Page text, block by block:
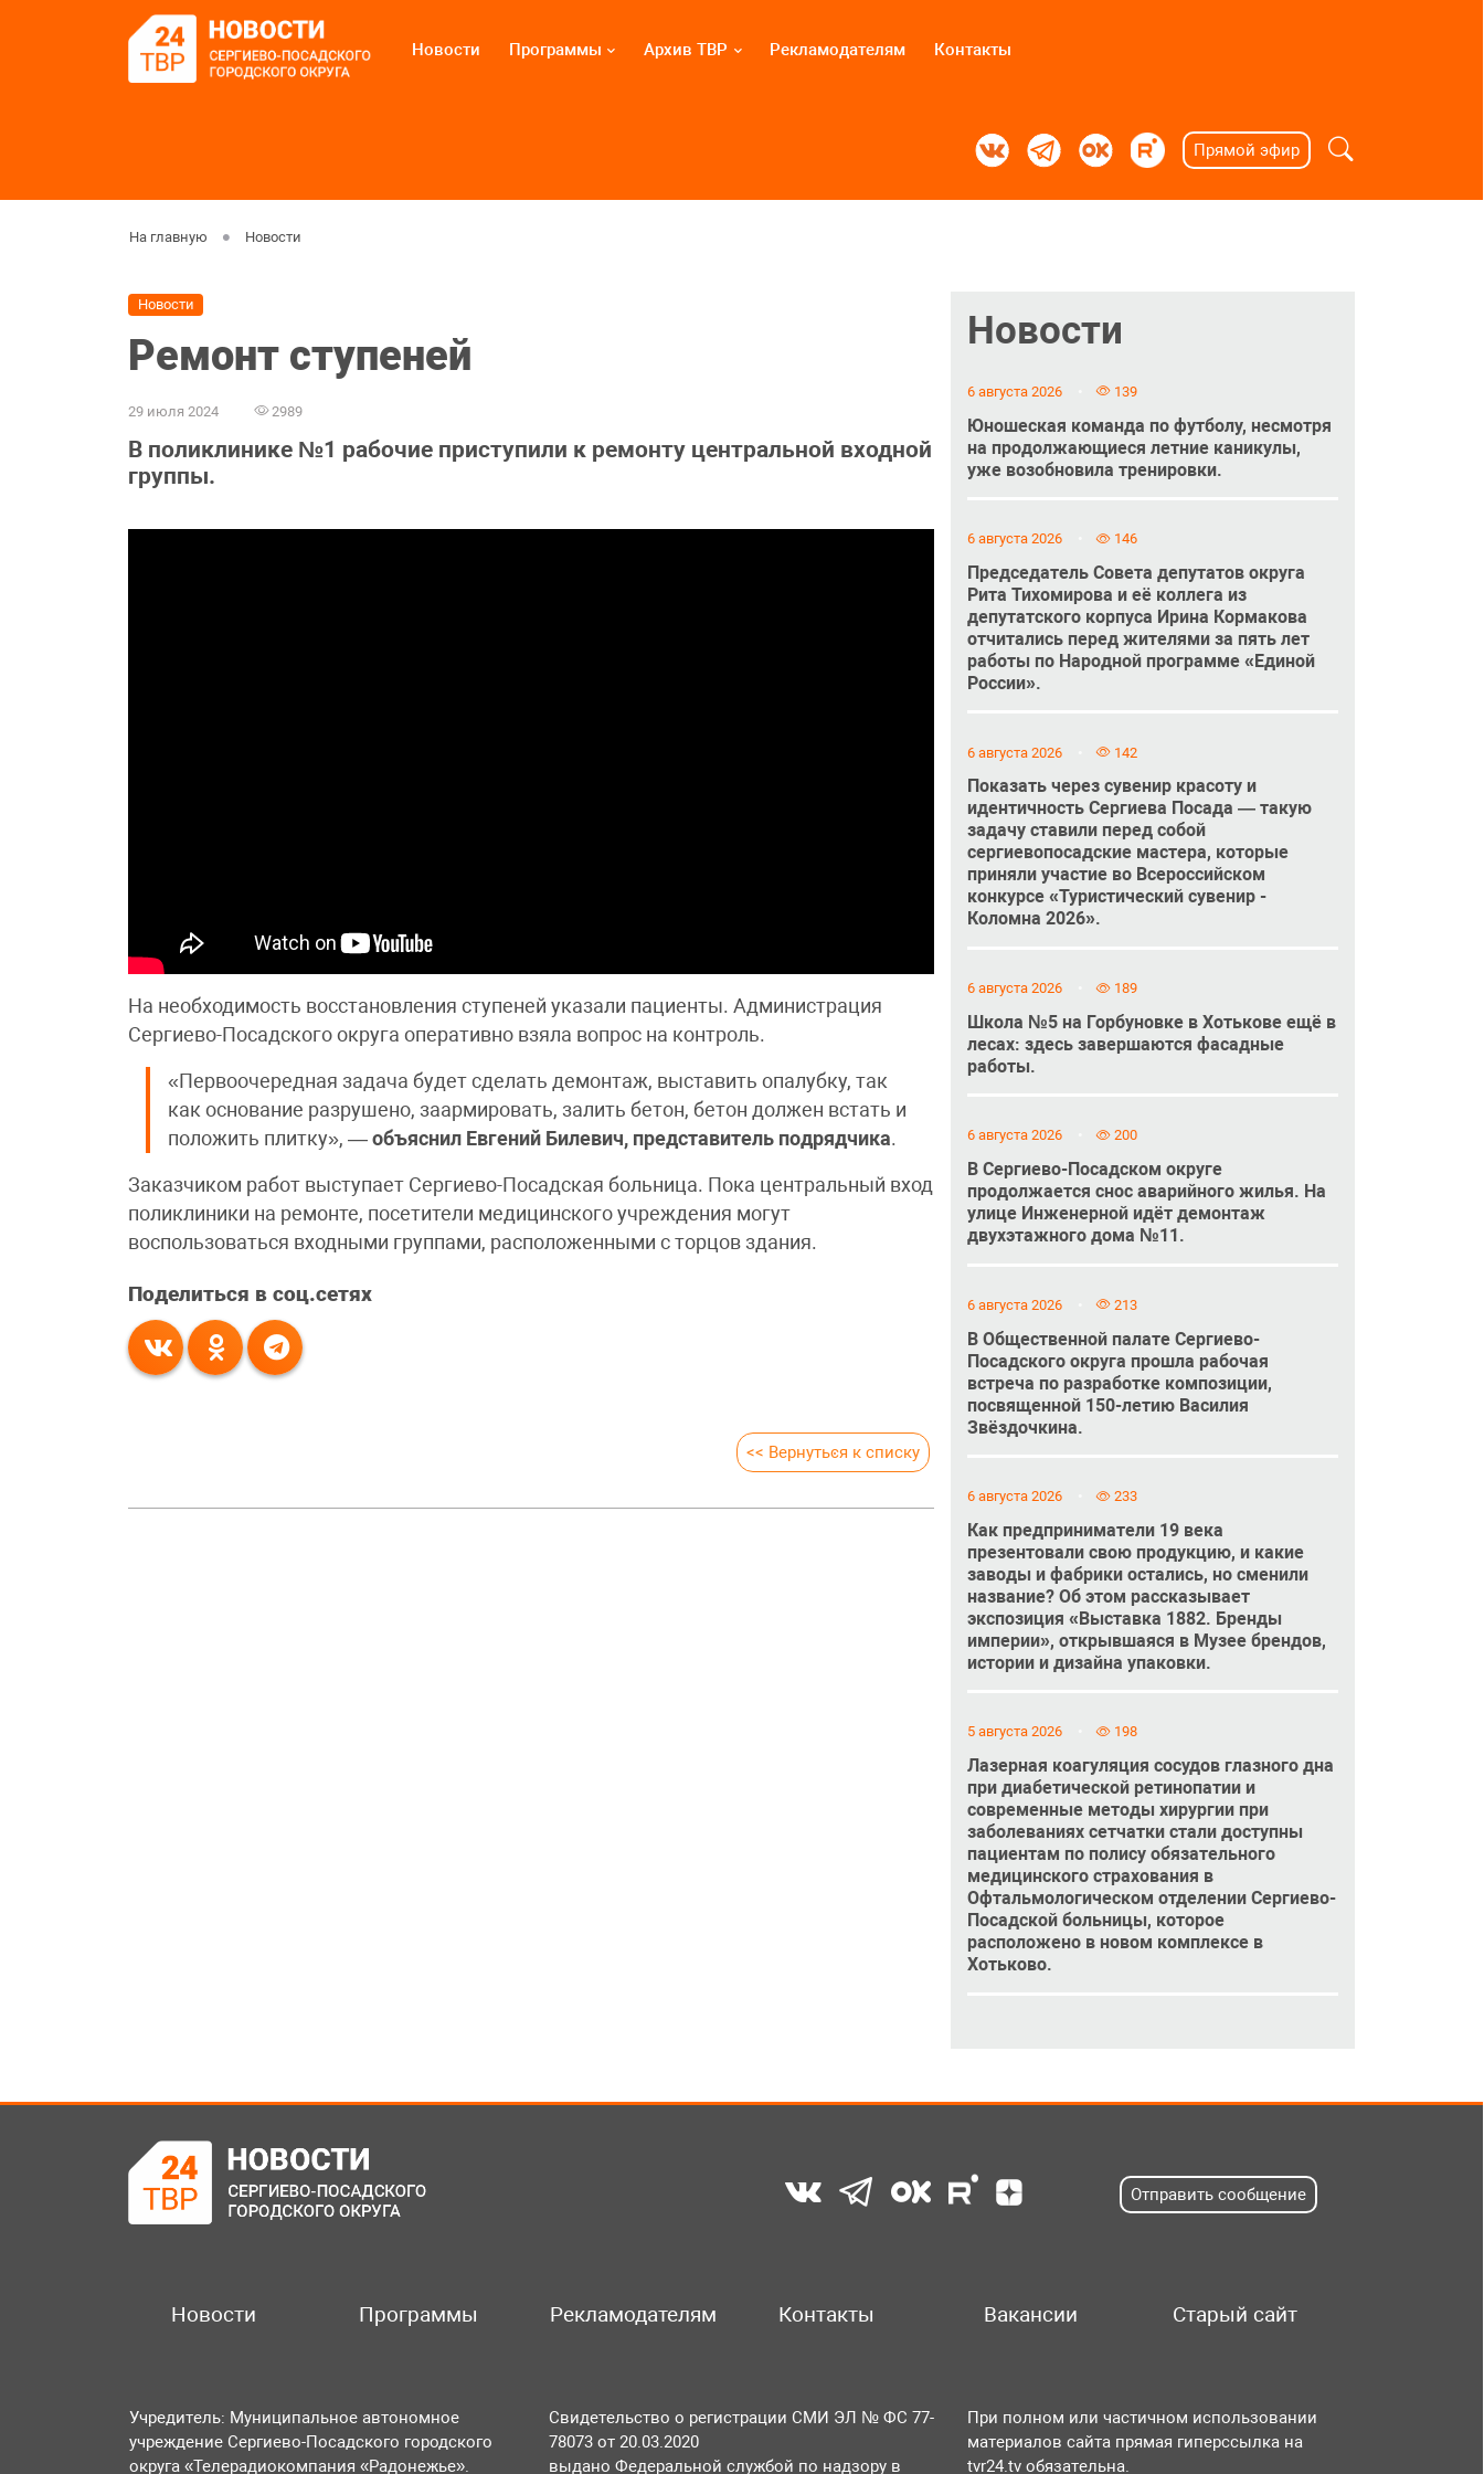
Новости Программы Архив ТВР Рекламодателям Контакты
Прямой эфир
На главную Новости
Новости
Ремонт ступеней
29 июля 2024 2989
В поликлинике №1 рабочие приступили к ремонту центральной входной
группы.
На необходимость восстановления ступеней указали пациенты. Администрация
Сергиево-Посадского округа оперативно взяла вопрос на контроль.
«Первоочередная задача будет сделать демонтаж, выставить опалубку, так
как основание разрушено, заармировать, залить бетон, бетон должен встать и
положить плитку», —объяснил Евгений Билевич, представитель подрядчика.
Заказчиком работ выступает Сергиево-Посадская больница. Пока центральный вход
поликлиники на ремонте, посетители медицинского учреждения могут
воспользоваться входными группами, расположенными с торцов здания.
Поделиться в соц.сетях
<< Вернуться к списку
Новости
6 августа 2026 139
Юношеская команда по футболу, несмотря
на продолжающиеся летние каникулы,
уже возобновила тренировки.
6 августа 2026 146
Председатель Совета депутатов округа
Рита Тихомирова и её коллега из
депутатского корпуса Ирина Кормакова
отчитались перед жителями за пять лет
работы по Народной программе «Единой
России».
6 августа 2026 142
Показать через сувенир красоту и
идентичность Сергиева Посада — такую
задачу ставили перед собой
сергиевопосадские мастера, которые
приняли участие во Всероссийском
конкурсе «Туристический сувенир -
Коломна 2026».
6 августа 2026 189
Школа №5 на Горбуновке в Хотькове ещё в
лесах: здесь завершаются фасадные
работы.
6 августа 2026 200
В Сергиево-Посадском округе
продолжается снос аварийного жилья. На
улице Инженерной идёт демонтаж
двухэтажного дома №11.
6 августа 2026 213
В Общественной палате Сергиево-
Посадского округа прошла рабочая
встреча по разработке композиции,
посвященной 150-летию Василия
Звёздочкина.
6 августа 2026 233
Как предприниматели 19 века
презентовали свою продукцию, и какие
заводы и фабрики остались, но сменили
название? Об этом рассказывает
экспозиция «Выставка 1882. Бренды
империи», открывшаяся в Музее брендов,
истории и дизайна упаковки.
5 августа 2026 198
Лазерная коагуляция сосудов глазного дна
при диабетической ретинопатии и
современные методы хирургии при
заболеваниях сетчатки стали доступны
пациентам по полису обязательного
медицинского страхования в
Офтальмологическом отделении Сергиево-
Посадской больницы, которое
расположено в новом комплексе в
Хотьково.
Отправить сообщение
Новости Программы Рекламодателям Контакты Вакансии Старый сайт
Учредитель: Муниципальное автономное
учреждение Сергиево-Посадского городского
округа «Телерадиокомпания «Радонежье».
Свидетельство о регистрации СМИ ЭЛ № ФС 77-
78073 от 20.03.2020
выдано Федеральной службой по надзору в
При полном или частичном использовании
материалов сайта прямая гиперссылка на
tvr24.tv обязательна.